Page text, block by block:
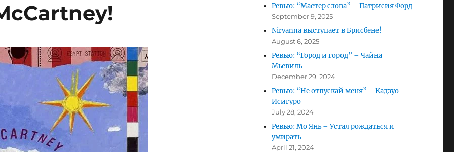
Ревью: “Мастер слова” – Патрисия Форд
September 9, 2025
Nirvanna выступает в Брисбене!
August 6, 2025
Ревью: “Город и город” – Чайна
Мьевиль
December 29, 2024
Ревью: “Не отпускай меня” – Кадзуо
Исигуро
July 28, 2024
Ревью: Мо Янь – Устал рождаться и
умирать
April 21, 2024